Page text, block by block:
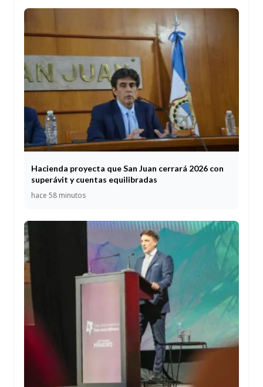
Hacienda proyecta que San Juan cerrará 2026 con
superávit y cuentas equilibradas
hace 58 minutos